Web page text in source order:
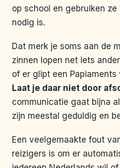
op school en gebruiken
nodig is.
Dat merk je soms aan de
zinnen lopen net iets
of er glipt een Papiaments
Laat je daar niet door
communicatie gaat bijna
zijn meestal geduldig en
Een veelgemaakte fout
reizigers is om er